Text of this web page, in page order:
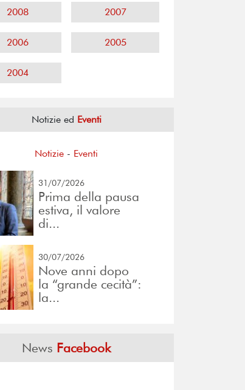
2008 2007
2006 2005
2004
Notizie ed Eventi
Notizie - Eventi
31/07/2026
Prima della pausa
estiva, il valore
di...
30/07/2026
Nove anni dopo
la “grande cecità”:
la...
News Facebook